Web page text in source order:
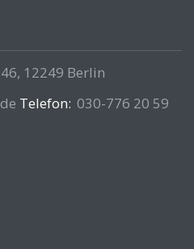
12249 Berlin
Telefon: 030-776 20 59